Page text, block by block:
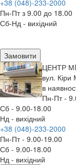
+38 (048)-233-2000
Пн-Пт з 9.00 до 18.00
Сб-Нд - вихідний
Замовити
ЦЕНТР
вул. Кіри
в
Пн-Пт -
Сб - 9.00-18.00
Нд - вихідний
+38 (048)-233-2000
Пн-Пт - 9.00-19.00
Сб - 9.00-18.00
Нд - вихідний